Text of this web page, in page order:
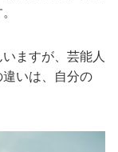
ますが、芸能人
いは、自分の